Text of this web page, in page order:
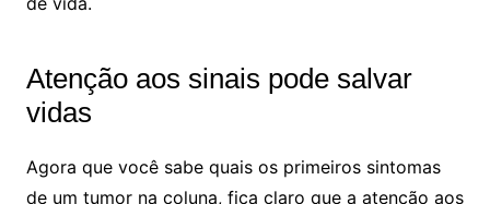
Atenção aos sinais pode salvar
vidas
Agora que você sabe quais os primeiros sintomas
de um tumor na coluna, fica claro que a atenção aos